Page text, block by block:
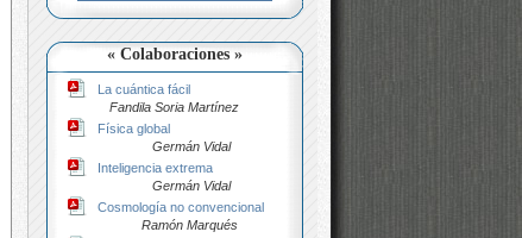
« Colaboraciones »
La cuántica fácil
Fandila Soria Martínez
Física global
Germán Vidal
Inteligencia extrema
Germán Vidal
Cosmología no convencional
Ramón Marqués